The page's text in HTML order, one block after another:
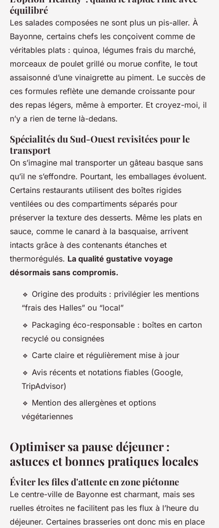
équilibré
Les salades composées ne sont plus un pis-aller. À
Bayonne, certains chefs les conçoivent comme de
véritables plats : quinoa, légumes frais du marché,
morceaux de poulet grillé ou morue confite, le tout
assaisonné d’une vinaigrette au piment. Le succès de
ces formules reflète une demande croissante pour
des repas légers, même à emporter. Et croyez-moi, il
n’y a rien de terne là-dedans.
Spécialités du Sud-Ouest revisitées pour le
transport
On s’imagine mal transporter un gâteau basque sans
qu’il ne s’effondre. Pourtant, les emballages évoluent.
Certains restaurants utilisent des boîtes rigides
ventilées ou des compartiments séparés pour
préserver la texture des desserts. Même les plats en
sauce, comme le canard à la basquaise, arrivent
intacts grâce à des contenants étanches et
thermorégulés. La qualité gustative voyage
désormais sans compromis.
🔹 Origine des produits : privilégier les mentions
“frais des Halles” ou “local”
🔹 Packaging éco-responsable : boîtes en carton
recyclé ou consignées
🔹 Carte claire et régulièrement mise à jour
🔹 Avis récents et notations fiables (Google,
TripAdvisor)
🔹 Mention des allergènes et options
végétariennes
Optimiser sa pause déjeuner :
astuces et bonnes pratiques locales
Éviter les files d'attente en zone piétonne
Le centre-ville de Bayonne est charmant, mais ses
ruelles étroites ne facilitent pas les flux à l’heure du
déjeuner. Certaines brasseries ont donc mis en place